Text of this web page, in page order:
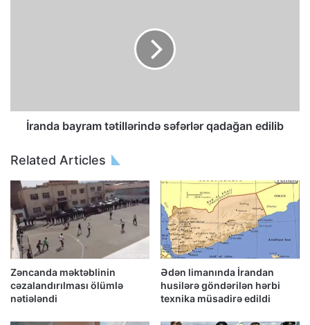
İranda bayram tətillərində səfərlər qadağan edilib
Related Articles
Zəncanda məktəblinin
cəzalandırılması ölümlə
nətiələndi
Ədən limanında İrandan
husilərə göndərilən hərbi
texnika müsadirə edildi